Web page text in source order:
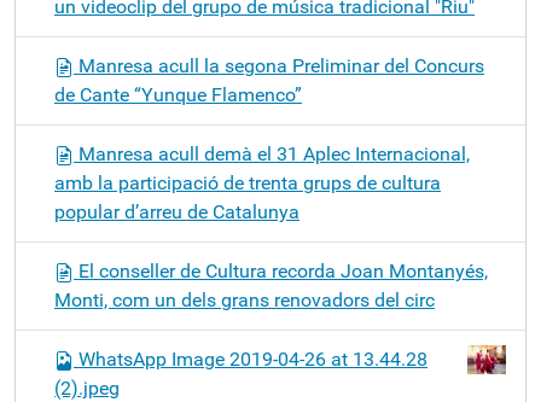
un videoclip del grupo de música tradicional "Riu"
Manresa acull la segona Preliminar del Concurs
de Cante “Yunque Flamenco”
Manresa acull demà el 31 Aplec Internacional,
amb la participació de trenta grups de cultura
popular d’arreu de Catalunya
El conseller de Cultura recorda Joan Montanyés,
Monti, com un dels grans renovadors del circ
WhatsApp Image 2019-04-26 at 13.44.28
(2).jpeg